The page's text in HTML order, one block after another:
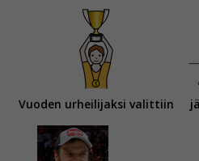
Vuoden urheilijaksi valittiin